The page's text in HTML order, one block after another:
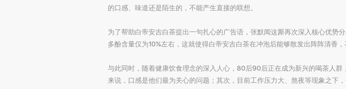
的口感、味道还是陌生的，不能产生直接的联想。
为了帮助白帝安吉白茶提出一句扎心的广告语，张默闻这厮再次深入核心优势
多酚含量仅为10%左右，这就使得白帝安吉白茶在冲泡后能够散发出阵阵清香
与此同时，随着健康饮食理念的深入人心，80后90后正在成为新兴的喝茶人
来说，口感是他们最为关心的问题；其次，目前工作压力大、熬夜等现象之下